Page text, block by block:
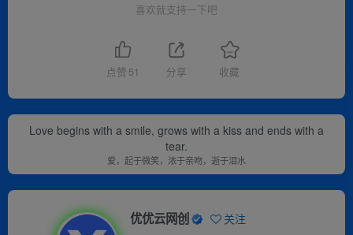
喜欢就支持一下吧
点赞 51 分享 收藏
Love begins with a smile, grows with a kiss and ends with a
tear.
爱，起于微笑，浓于亲吻，逝于泪水
优优云网创 关注